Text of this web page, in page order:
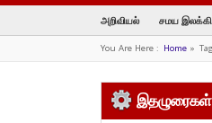
அறிவியல் சமய
You Are Here : Home»
இதழுரைகள்